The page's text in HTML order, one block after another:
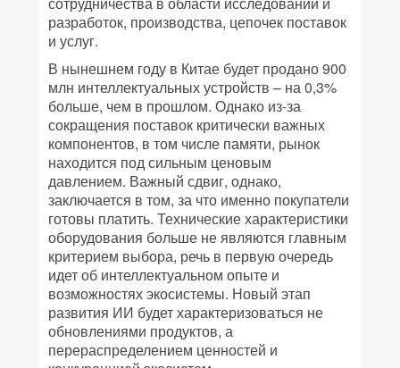
разработок, производства, цепочек поставок
и услуг.
В нынешнем году в Китае будет продано 900
млн интеллектуальных устройств – на 0,3%
больше, чем в прошлом. Однако из-за
сокращения поставок критически важных
компонентов, в том числе памяти, рынок
находится под сильным ценовым
давлением. Важный сдвиг, однако,
заключается в том, за что именно покупатели
готовы платить. Технические характеристики
оборудования больше не являются главным
критерием выбора, речь в первую очередь
идет об интеллектуальном опыте и
возможностях экосистемы. Новый этап
развития ИИ будет характеризоваться не
обновлениями продуктов, а
перераспределением ценностей и